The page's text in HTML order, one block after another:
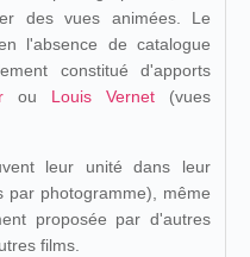
des vues animées. Le
l'absence de catalogue
constitué d'apports
ou Louis Vernet (vues
leur unité dans leur
par photogramme), même
proposée par d'autres
films.